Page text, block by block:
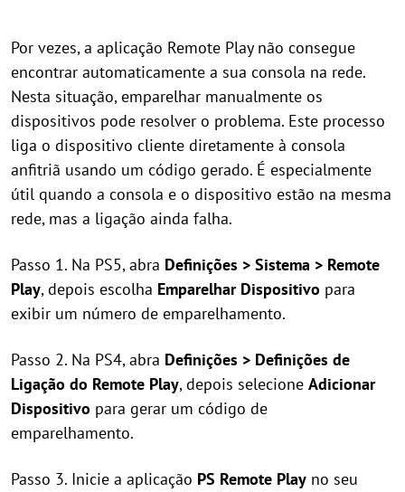
Por vezes, a aplicação Remote Play não consegue
encontrar automaticamente a sua consola na rede.
Nesta situação, emparelhar manualmente os
dispositivos pode resolver o problema. Este processo
liga o dispositivo cliente diretamente à consola
anfitriã usando um código gerado. É especialmente
útil quando a consola e o dispositivo estão na mesma
rede, mas a ligação ainda falha.
Passo 1. Na PS5, abra Definições > Sistema > Remote
Play, depois escolha Emparelhar Dispositivo para
exibir um número de emparelhamento.
Passo 2. Na PS4, abra Definições > Definições de
Ligação do Remote Play, depois selecione Adicionar
Dispositivo para gerar um código de
emparelhamento.
Passo 3. Inicie a aplicação PS Remote Play no seu